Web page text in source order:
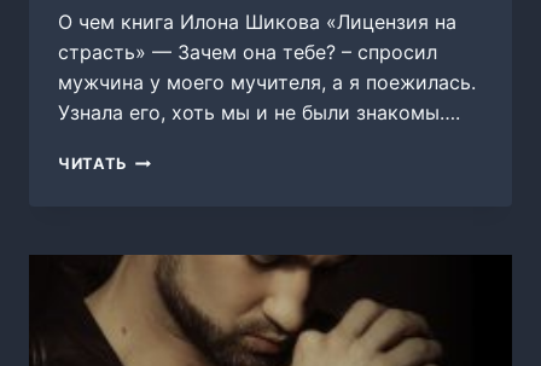
О чем книга Илона Шикова «Лицензия на
страсть» — Зачем она тебе? – спросил
мужчина у моего мучителя, а я поежилась.
Узнала его, хоть мы и не были знакомы….
ЧИТАТЬ ЛИЦЕНЗИЯ